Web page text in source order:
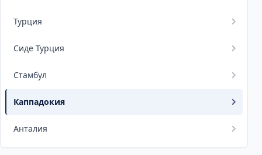
Турция
Сиде Турция
Стамбул
Каппадокия
Анталия